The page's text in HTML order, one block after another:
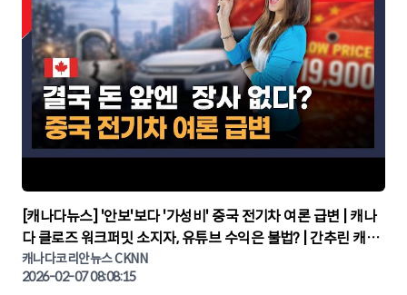
▶
[캐나다뉴스] '안보'보다 '가성비' 중국 전기차 여론 급변 | 캐나
다 클로즈 워크퍼밋 소지자, 유튜브 수익은 불법? | 간추린 캐나
다뉴스 | CKNNEWS, 캐나다코리안뉴스
캐나다코리안뉴스 CKNN
2026-02-07 08:08:15